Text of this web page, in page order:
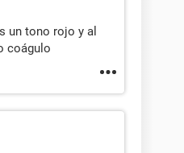
un tono rojo y al
coágulo